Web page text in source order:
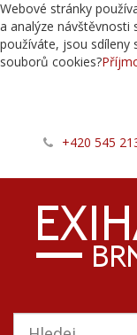
Webové stránky
a analýze
používáte, jsou sdíleny
souborů cookies?
+420 545